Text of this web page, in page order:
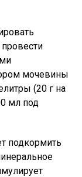
мочевины
(20 г на
мл под
подкормить